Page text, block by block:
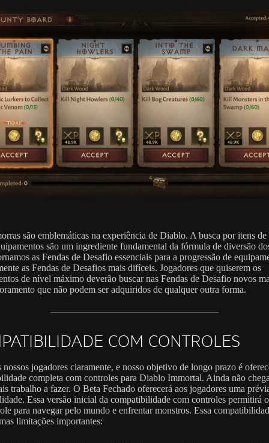
são emblemáticas na experiência de Diablo. A busca por itens de
são um ingrediente fundamental da fórmula de diversão
as Fendas de Desafio essenciais para a progressão de
as Fendas de Desafios mais difíceis. Jogadores que quiserem os
de nível máximo deverão buscar nas Fendas de Desafio novos
que não podem ser adquiridos de qualquer outra forma.
COM CONTROLES
jogadores claramente, e nosso objetivo de longo prazo é
completa com controles para Diablo Immortal. Ainda não
trabalho a fazer. O Beta Fechado oferecerá aos jogadores uma
Essa versão inicial da compatibilidade com controles permitirá
para navegar pelo mundo e enfrentar monstros. Essa
limitações importantes: